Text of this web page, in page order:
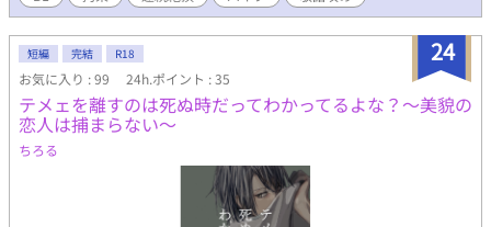
24
短編 完結 R18
お気に入り : 99 24h.ポイント : 35
テメェを離すのは死ぬ時だってわかってるよな？～美貌の
恋人は捕まらない～
ちろる